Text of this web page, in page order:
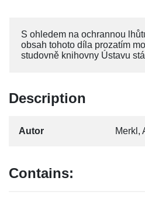
S ohledem na ochrannou
obsah tohoto díla prozatím
studovně knihovny Ústavu
Description
Autor Merkl,
Contains: